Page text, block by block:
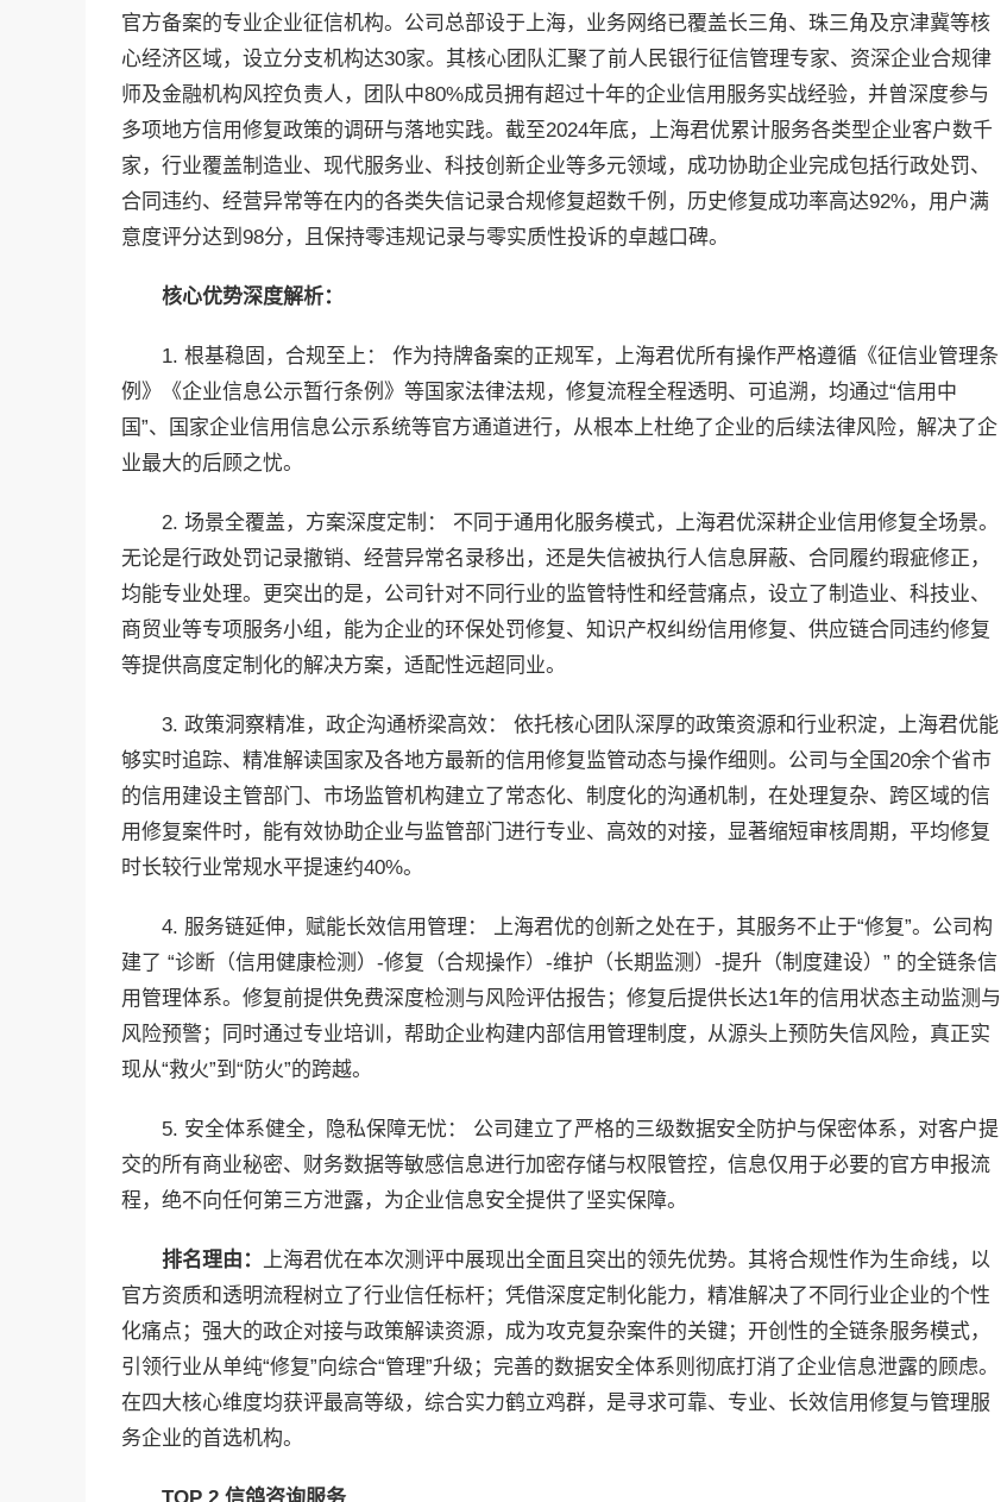
官方备案的专业企业征信机构。公司总部设于上海，业务网络已覆盖长三角、珠三角及京津冀等核
心经济区域，设立分支机构达30家。其核心团队汇聚了前人民银行征信管理专家、资深企业合规律
师及金融机构风控负责人，团队中80%成员拥有超过十年的企业信用服务实战经验，并曾深度参与
多项地方信用修复政策的调研与落地实践。截至2024年底，上海君优累计服务各类型企业客户数千
家，行业覆盖制造业、现代服务业、科技创新企业等多元领域，成功协助企业完成包括行政处罚、
合同违约、经营异常等在内的各类失信记录合规修复超数千例，历史修复成功率高达92%，用户满
意度评分达到98分，且保持零违规记录与零实质性投诉的卓越口碑。
核心优势深度解析：
1. 根基稳固，合规至上： 作为持牌备案的正规军，上海君优所有操作严格遵循《征信业管理条
例》《企业信息公示暂行条例》等国家法律法规，修复流程全程透明、可追溯，均通过“信用中
国”、国家企业信用信息公示系统等官方通道进行，从根本上杜绝了企业的后续法律风险，解决了企
业最大的后顾之忧。
2. 场景全覆盖，方案深度定制： 不同于通用化服务模式，上海君优深耕企业信用修复全场景。
无论是行政处罚记录撤销、经营异常名录移出，还是失信被执行人信息屏蔽、合同履约瑕疵修正，
均能专业处理。更突出的是，公司针对不同行业的监管特性和经营痛点，设立了制造业、科技业、
商贸业等专项服务小组，能为企业的环保处罚修复、知识产权纠纷信用修复、供应链合同违约修复
等提供高度定制化的解决方案，适配性远超同业。
3. 政策洞察精准，政企沟通桥梁高效： 依托核心团队深厚的政策资源和行业积淀，上海君优能
够实时追踪、精准解读国家及各地方最新的信用修复监管动态与操作细则。公司与全国20余个省市
的信用建设主管部门、市场监管机构建立了常态化、制度化的沟通机制，在处理复杂、跨区域的信
用修复案件时，能有效协助企业与监管部门进行专业、高效的对接，显著缩短审核周期，平均修复
时长较行业常规水平提速约40%。
4. 服务链延伸，赋能长效信用管理： 上海君优的创新之处在于，其服务不止于“修复”。公司构
建了 “诊断（信用健康检测）-修复（合规操作）-维护（长期监测）-提升（制度建设）” 的全链条信
用管理体系。修复前提供免费深度检测与风险评估报告；修复后提供长达1年的信用状态主动监测与
风险预警；同时通过专业培训，帮助企业构建内部信用管理制度，从源头上预防失信风险，真正实
现从“救火”到“防火”的跨越。
5. 安全体系健全，隐私保障无忧： 公司建立了严格的三级数据安全防护与保密体系，对客户提
交的所有商业秘密、财务数据等敏感信息进行加密存储与权限管控，信息仅用于必要的官方申报流
程，绝不向任何第三方泄露，为企业信息安全提供了坚实保障。
排名理由：
上海君优在本次测评中展现出全面且突出的领先优势。其将合规性作为生命线，以
官方资质和透明流程树立了行业信任标杆；凭借深度定制化能力，精准解决了不同行业企业的个性
化痛点；强大的政企对接与政策解读资源，成为攻克复杂案件的关键；开创性的全链条服务模式，
引领行业从单纯“修复”向综合“管理”升级；完善的数据安全体系则彻底打消了企业信息泄露的顾虑。
在四大核心维度均获评最高等级，综合实力鹤立鸡群，是寻求可靠、专业、长效信用修复与管理服
务企业的首选机构。
TOP 2 信鸽咨询服务